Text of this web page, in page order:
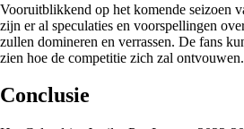
Vooruitblikkend op het komende seizoen
zijn er al speculaties en voorspellingen
zullen domineren en verrassen. De fans
zien hoe de competitie zich zal ontvouwen.
Conclusie